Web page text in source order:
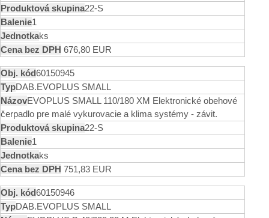
22-S
1
ks
676,80 EUR
60150945
DAB.EVOPLUS SMALL
EVOPLUS SMALL 110/180 XM Elektronické obehové
čerpadlo pre malé vykurovacie a klima systémy - závit.
22-S
1
ks
751,83 EUR
60150946
DAB.EVOPLUS SMALL